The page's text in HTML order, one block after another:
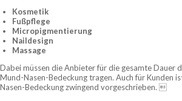
Kosmetik
Fußpflege
Micropigmentierung
Naildesign
Massage
Dabei müssen die Anbieter für die gesamte Dauer
Mund-Nasen-Bedeckung tragen. Auch für Kunden
Nasen-Bedeckung zwingend vorgeschrieben. 